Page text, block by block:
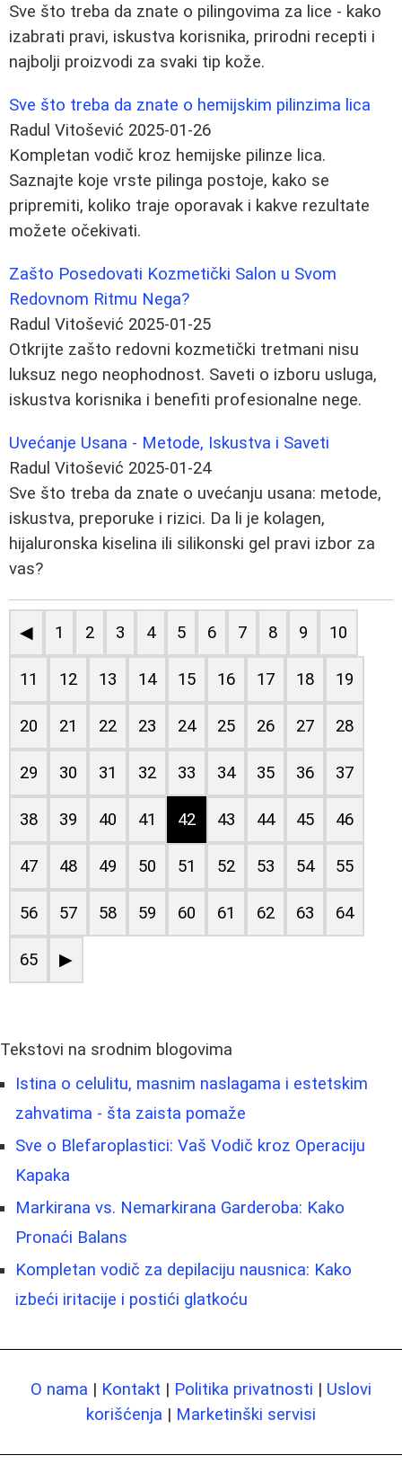
Sve što treba da znate o pilingovima za lice - kako
izabrati pravi, iskustva korisnika, prirodni recepti i
najbolji proizvodi za svaki tip kože.
Sve što treba da znate o hemijskim pilinzima lica
Radul Vitošević 2025-01-26
Kompletan vodič kroz hemijske pilinze lica.
Saznajte koje vrste pilinga postoje, kako se
pripremiti, koliko traje oporavak i kakve rezultate
možete očekivati.
Zašto Posedovati Kozmetički Salon u Svom
Redovnom Ritmu Nega?
Radul Vitošević 2025-01-25
Otkrijte zašto redovni kozmetički tretmani nisu
luksuz nego neophodnost. Saveti o izboru usluga,
iskustva korisnika i benefiti profesionalne nege.
Uvećanje Usana - Metode, Iskustva i Saveti
Radul Vitošević 2025-01-24
Sve što treba da znate o uvećanju usana: metode,
iskustva, preporuke i rizici. Da li je kolagen,
hijaluronska kiselina ili silikonski gel pravi izbor za
vas?
◀ 1 2 3 4 5 6 7 8 9 10
11 12 13 14 15 16 17 18 19
20 21 22 23 24 25 26 27 28
29 30 31 32 33 34 35 36 37
38 39 40 41 42 43 44 45 46
47 48 49 50 51 52 53 54 55
56 57 58 59 60 61 62 63 64
65 ▶
Tekstovi na srodnim blogovima
Istina o celulitu, masnim naslagama i estetskim
zahvatima - šta zaista pomaže
Sve o Blefaroplastici: Vaš Vodič kroz Operaciju
Kapaka
Markirana vs. Nemarkirana Garderoba: Kako
Pronaći Balans
Kompletan vodič za depilaciju nausnica: Kako
izbeći iritacije i postići glatkoću
O nama | Kontakt | Politika privatnosti | Uslovi
korišćenja | Marketinški servisi